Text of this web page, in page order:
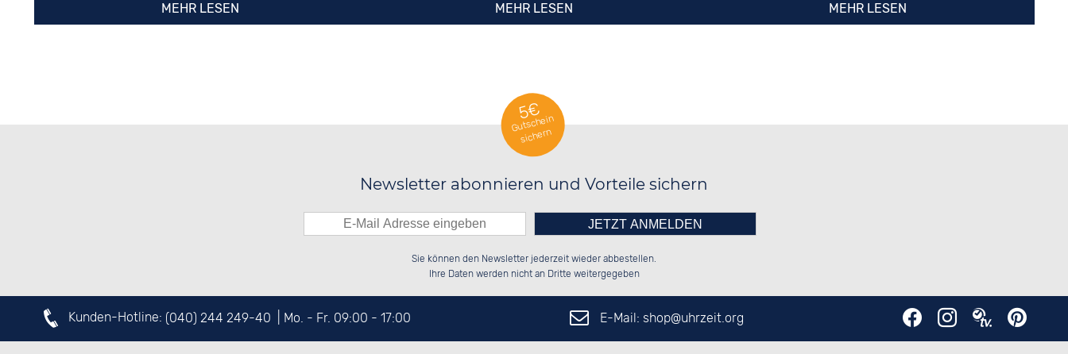
MEHR LESEN MEHR LESEN MEHR LESEN
5€
Gutschein
sichern
Newsletter abonnieren und Vorteile sichern
██░░░░░░██░░██░░██░░░░░░██░░░░░░
██████░░██████░░██████░░██████░░
░░░░██░░░░░░██░░░░░░██░░░░░░██░░
Bitte tragen Sie die Zahl in
das nebenstehende Feld ein.
Sie können den Newsletter jederzeit wieder abbestellen.
Ihre Daten werden nicht an Dritte weitergegeben
Kunden-Hotline: (040) 244 249-40 | Mo. - Fr. 09:00 - 17:00 E-Mail: shop@uhrzeit.org